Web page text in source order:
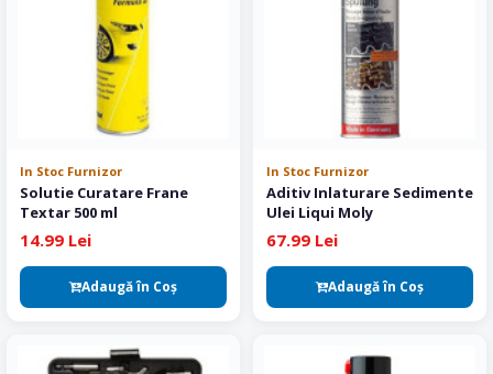
In Stoc Furnizor
Solutie Curatare Frane
Textar 500 ml
14.99 Lei
Adaugă în Coş
In Stoc Furnizor
Aditiv Inlaturare Sedimente
Ulei Liqui Moly
67.99 Lei
Adaugă în Coş